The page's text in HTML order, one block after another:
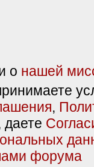
о нашей
,
даете
форума